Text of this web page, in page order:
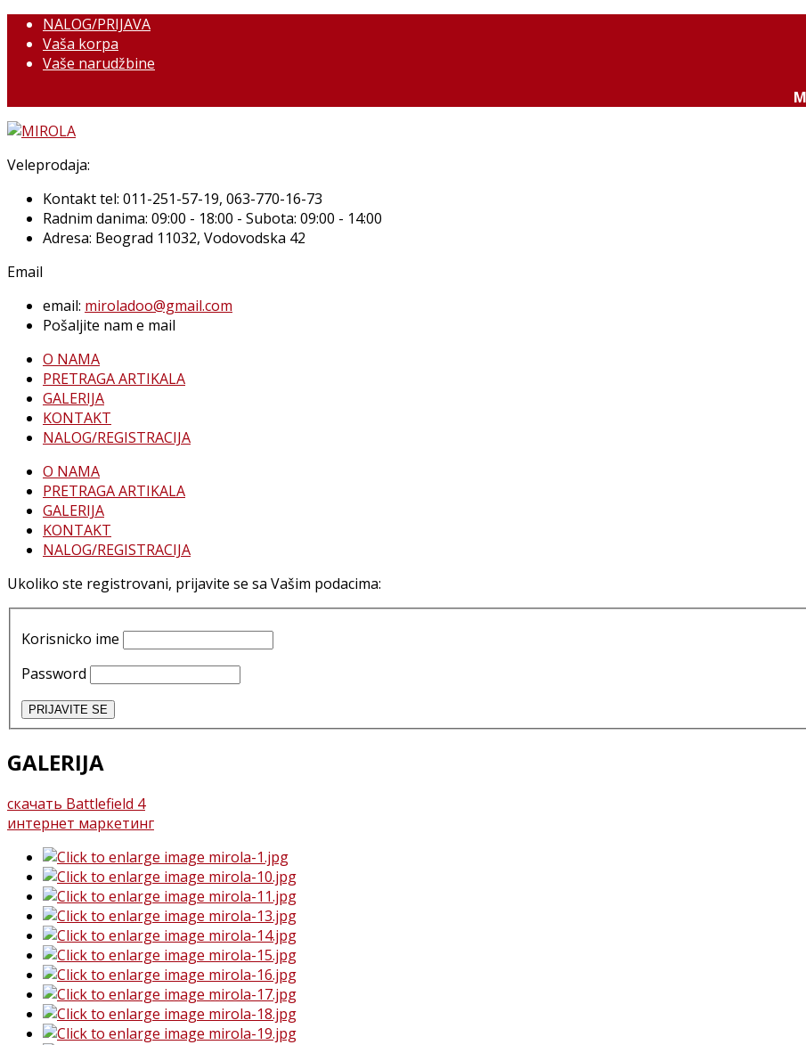
NALOG/PRIJAVA
Vaša korpa
Vaše narudžbine
Veleprodaja:
Kontakt tel: 011-251-57-19, 063-770-16-73
Radnim danima: 09:00 - 18:00 - Subota: 09:00 - 14:00
Adresa: Beograd 11032, Vodovodska 42
Email
email: miroladoo@gmail.com
Pošaljite nam e mail
O NAMA
PRETRAGA ARTIKALA
GALERIJA
KONTAKT
NALOG/REGISTRACIJA
O NAMA
PRETRAGA ARTIKALA
GALERIJA
KONTAKT
NALOG/REGISTRACIJA
Ukoliko ste registrovani, prijavite se sa Vašim podacima:
Korisnicko ime
Password
GALERIJA
скачать Battlefield 4
интернет маркетинг